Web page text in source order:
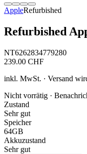
AppleRefurbished
Refurbished
NT6262834779280
239.00 CHF
inkl. MwSt. · Versand
Nicht vorrätig ·
Zustand
Sehr gut
Speicher
64GB
Akkuzustand
Sehr gut